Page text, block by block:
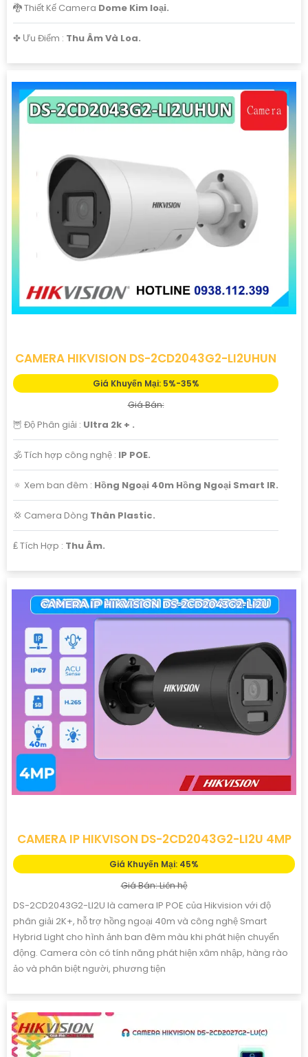
🐉️ Thiết Kế Camera Dome Kim loại.
️✤ Ưu Điểm : Thu Âm Và Loa.
CAMERA HIKVISION DS-2CD2043G2-LI2UHUN
Giá Khuyến Mại: 5%-35%
Giá Bán:
🦉 Độ Phân giải : Ultra 2k + .
🕉️ Tích hợp công nghệ : IP POE.
🔅 Xem ban đêm : Hồng Ngoại 40m Hồng Ngoại Smart IR.
💢 Camera Dòng Thân Plastic.
️₤ Tích Hợp : Thu Âm.
CAMERA IP HIKVISON DS-2CD2043G2-LI2U 4MP
Giá Khuyến Mại: 45%
Giá Bán: Liên hệ
DS-2CD2043G2-LI2U là camera IP POE của Hikvision với độ
phân giải 2K+, hỗ trợ hồng ngoại 40m và công nghệ Smart
Hybrid Light cho hình ảnh ban đêm màu khi phát hiện chuyển
động. Camera còn có tính năng phát hiện xâm nhập, hàng rào
ảo và phân biệt người, phương tiện